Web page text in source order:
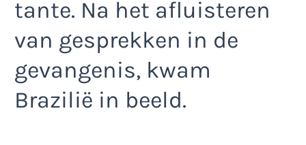
tante. Na het afluisteren
van gesprekken in de
gevangenis, kwam
Brazilië in beeld.